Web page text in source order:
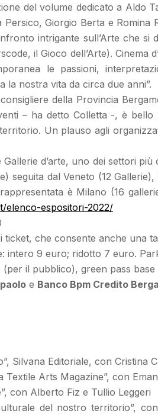
del volume dedicato a Aldo
Giorgio Berta e
intrigante sull’Arte che si
il Gioco dell’Arte).
le passioni,
la nostra vita da circa due anni”.
della Provincia
– ha detto Colletta -, è
Un plauso agli
d’arte, uno dei settori
dal Veneto (12
è Milano (16
elenco-espositori-2022/
ticket, che consente anche una
intero 9 euro; ridotto 7 euro.
il pubblico), green pass
e Banco Bpm Credito
Silvana Editoriale, con
Arts Magazine”, con
con Alberto Fiz e Tullio Leggeri
del nostro territorio”,